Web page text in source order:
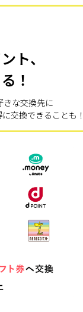
ト、
！
きな交換先に
交換できることも